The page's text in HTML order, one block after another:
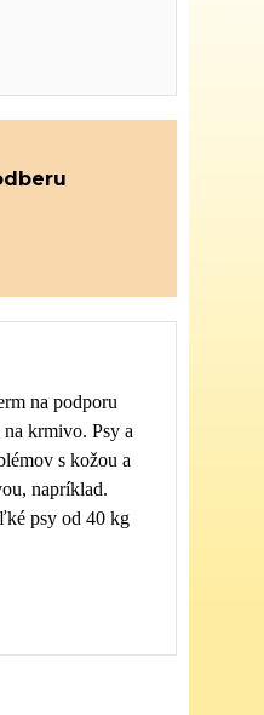
na podporu
krmivo. Psy a
s kožou a
napríklad.
psy od 40 kg